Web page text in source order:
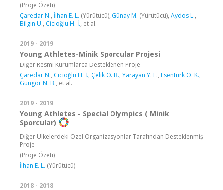
(Proje Özeti)
Çaredar N., İlhan E. L. (Yürütücü), Günay M. (Yürütücü), Aydos L.,
Bilgin Ü., Cicioğlu H. İ., et al.
2019 - 2019
Young Athletes-Minik Sporcular Projesi
Diğer Resmi Kurumlarca Desteklenen Proje
Çaredar N., Cicioğlu H. İ., Çelik O. B., Yarayan Y. E., Esentürk O. K.,
Güngör N. B., et al.
2019 - 2019
Young Athletes - Special Olympics ( Minik
Sporcular)
Diğer Ülkelerdeki Özel Organizasyonlar Tarafından Desteklenmiş
Proje
(Proje Özeti)
İlhan E. L. (Yürütücü)
2018 - 2018